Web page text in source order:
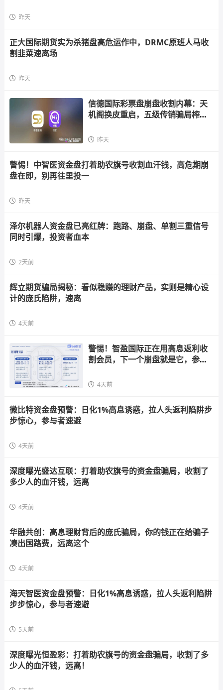
昨天
正大国际期货实为杀猪盘高危运作中，DRMC原班人马收
割韭菜速离场
昨天
信德国际彩票盘崩盘收割内幕：天
机阁换皮重启，五级传销骗局榨干
昨天
警惕！中智医资金盘打着助农旗号收割血汗钱，高危期崩
盘在即，别再往里投一
昨天
泽尔机器人资金盘已亮红牌：跑路、崩盘、单割三重信号
同时引爆，投资者血本
2天前
辉立期货骗局揭秘：看似稳赚的理财产品，实则是精心设
计的庞氏陷阱，速离
4天前
警惕！智盈国际正在用高息返利收
割会员，下一个崩盘就是它，参与
4天前
微比特资金盘预警：日化1%高息诱惑，拉人头返利陷阱步
步惊心，参与者速避
4天前
深度曝光盛达互联：打着助农旗号的资金盘骗局，收割了
多少人的血汗钱，远离
4天前
华融共创：高息理财背后的庞氏骗局，你的钱正在给骗子
凑出国路费，远离这个
4天前
海天智医资金盘预警：日化1%高息诱惑，拉人头返利陷阱
步步惊心，参与者速避
5天前
深度曝光恒盈彩：打着助农旗号的资金盘骗局，收割了多
少人的血汗钱，远离！